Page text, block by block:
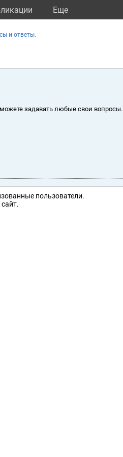
Eще
и ответы.
задавать любые свои вопросы.
пользователи.